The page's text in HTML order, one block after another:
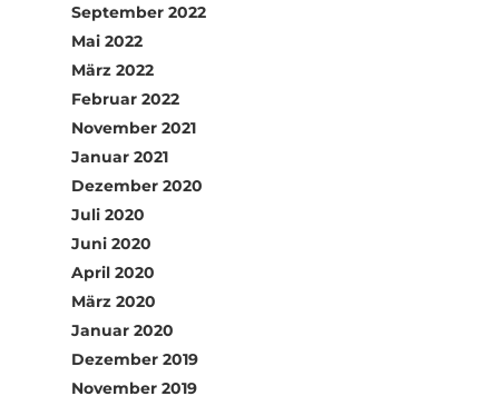
September 2022
Mai 2022
März 2022
Februar 2022
November 2021
Januar 2021
Dezember 2020
Juli 2020
Juni 2020
April 2020
März 2020
Januar 2020
Dezember 2019
November 2019